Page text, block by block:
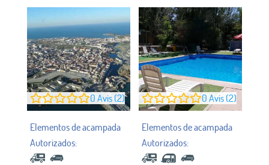
0 Avis (2) 0 Avis (2)